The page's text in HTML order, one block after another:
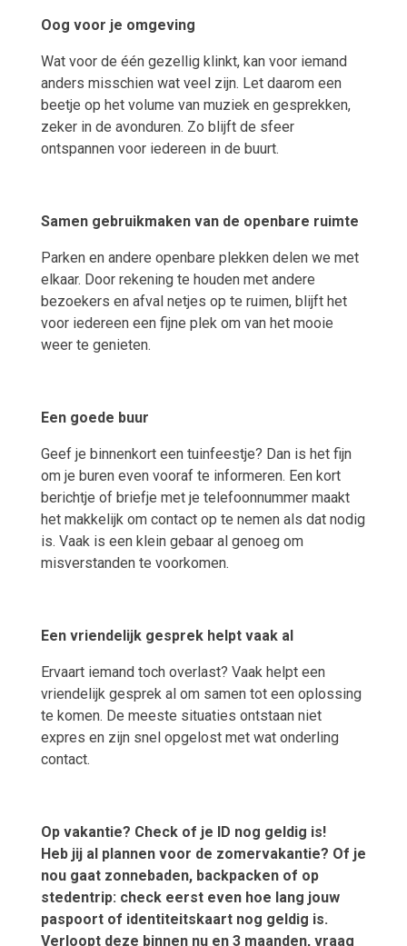
Oog voor je omgeving
Wat voor de één gezellig klinkt, kan voor iemand
anders misschien wat veel zijn. Let daarom een
beetje op het volume van muziek en gesprekken,
zeker in de avonduren. Zo blijft de sfeer
ontspannen voor iedereen in de buurt.
Samen gebruikmaken van de openbare ruimte
Parken en andere openbare plekken delen we met
elkaar. Door rekening te houden met andere
bezoekers en afval netjes op te ruimen, blijft het
voor iedereen een fijne plek om van het mooie
weer te genieten.
Een goede buur
Geef je binnenkort een tuinfeestje? Dan is het fijn
om je buren even vooraf te informeren. Een kort
berichtje of briefje met je telefoonnummer maakt
het makkelijk om contact op te nemen als dat nodig
is. Vaak is een klein gebaar al genoeg om
misverstanden te voorkomen.
Een vriendelijk gesprek helpt vaak al
Ervaart iemand toch overlast? Vaak helpt een
vriendelijk gesprek al om samen tot een oplossing
te komen. De meeste situaties ontstaan niet
expres en zijn snel opgelost met wat onderling
contact.
Op vakantie? Check of je ID nog geldig is!
Heb jij al plannen voor de zomervakantie? Of je
nou gaat zonnebaden, backpacken of op
stedentrip: check eerst even hoe lang jouw
paspoort of identiteitskaart nog geldig is.
Verloopt deze binnen nu en 3 maanden, vraag